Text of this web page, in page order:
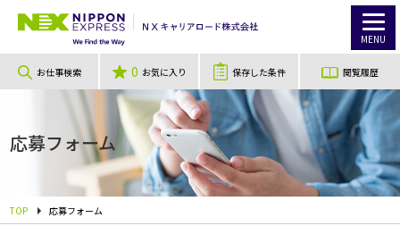
MENU
お仕事検索 0 お気に入り 保存した条件 閲覧履歴
応募フォーム
TOP 応募フォーム